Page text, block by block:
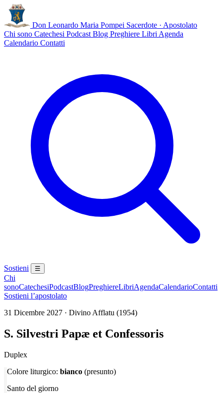
Don Leonardo Maria Pompei Sacerdote · Apostolato
Chi sono Catechesi Podcast Blog Preghiere Libri Agenda
Calendario Contatti
Sostieni ☰
Chi
sonoCatechesiPodcastBlogPreghiereLibriAgendaCalendarioContatti
Sostieni l’apostolato
31 Dicembre 2027 · Divino Afflatu (1954)
S. Silvestri Papæ et Confessoris
Duplex
Colore liturgico: bianco (presunto)
Santo del giorno